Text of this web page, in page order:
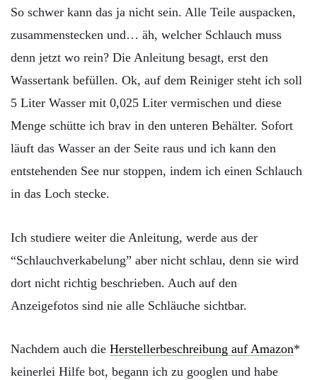
So schwer kann das ja nicht sein. Alle Teile auspacken,
zusammenstecken und… äh, welcher Schlauch muss
denn jetzt wo rein? Die Anleitung besagt, erst den
Wassertank befüllen. Ok, auf dem Reiniger steht ich soll
5 Liter Wasser mit 0,025 Liter vermischen und diese
Menge schütte ich brav in den unteren Behälter. Sofort
läuft das Wasser an der Seite raus und ich kann den
entstehenden See nur stoppen, indem ich einen Schlauch
in das Loch stecke.
Ich studiere weiter die Anleitung, werde aus der
“Schlauchverkabelung” aber nicht schlau, denn sie wird
dort nicht richtig beschrieben. Auch auf den
Anzeigefotos sind nie alle Schläuche sichtbar.
Nachdem auch die Herstellerbeschreibung auf Amazon*
keinerlei Hilfe bot, begann ich zu googlen und habe